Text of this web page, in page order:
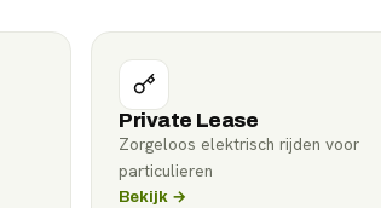
Private Lease
Zorgeloos elektrisch rijden voor
particulieren
Bekijk →